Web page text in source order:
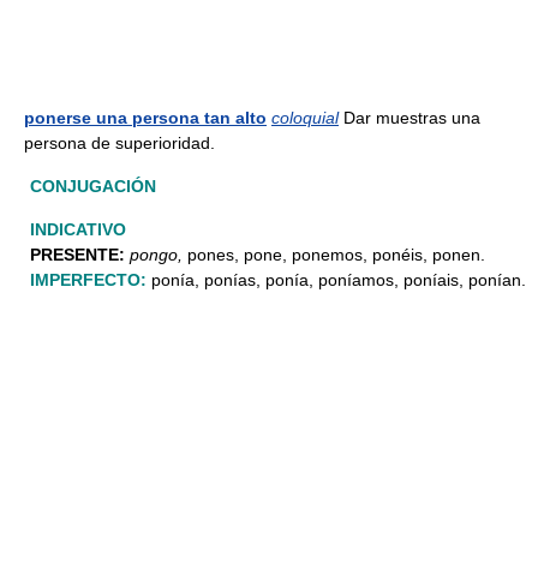
ponerse una persona tan alto coloquialDar muestras una
persona de superioridad.
CONJUGACIÓN
INDICATIVO
PRESENTE: pongo, pones, pone, ponemos, ponéis, ponen.
IMPERFECTO: ponía, ponías, ponía, poníamos, poníais, ponían.